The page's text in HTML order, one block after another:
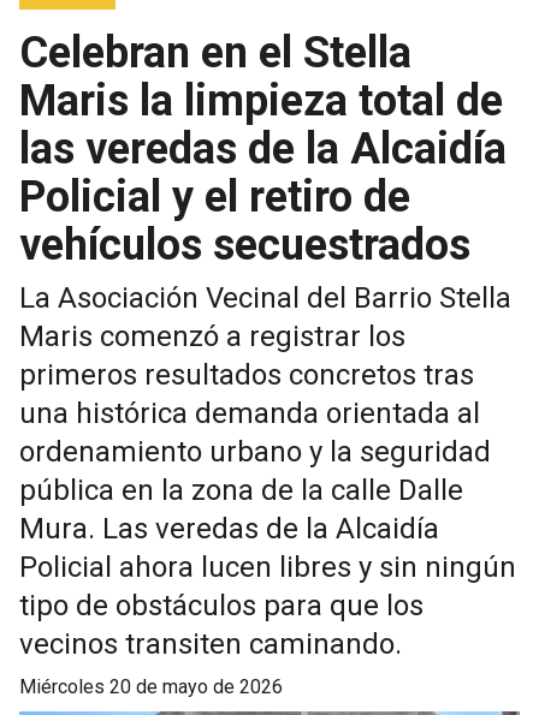
Celebran en el Stella
Maris la limpieza total de
las veredas de la Alcaidía
Policial y el retiro de
vehículos secuestrados
La Asociación Vecinal del Barrio Stella
Maris comenzó a registrar los
primeros resultados concretos tras
una histórica demanda orientada al
ordenamiento urbano y la seguridad
pública en la zona de la calle Dalle
Mura. Las veredas de la Alcaidía
Policial ahora lucen libres y sin ningún
tipo de obstáculos para que los
vecinos transiten caminando.
miércoles 20 de mayo de 2026